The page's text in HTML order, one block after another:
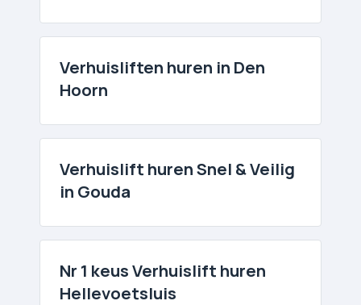
Verhuislift­en huren in Den
Hoorn
Verhuislift huren Snel & Veilig
in Gouda
Nr 1 keus Verhuislift huren
Hellevoetsluis